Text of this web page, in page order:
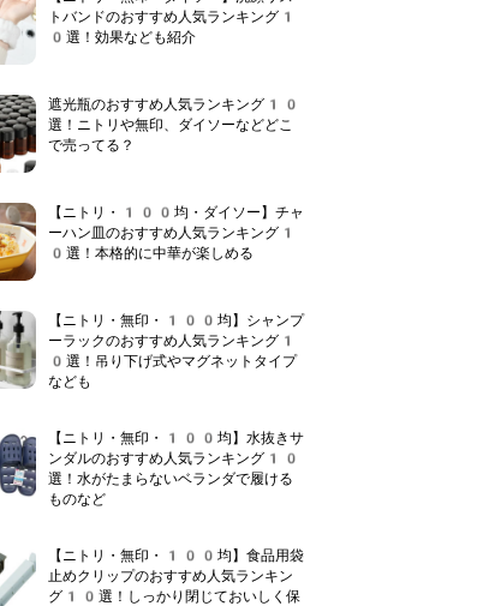
トバンドのおすすめ人気ランキング1
0選！効果なども紹介
遮光瓶のおすすめ人気ランキング10
選！ニトリや無印、ダイソーなどどこ
で売ってる？
【ニトリ・100均・ダイソー】チャ
ーハン皿のおすすめ人気ランキング1
0選！本格的に中華が楽しめる
【ニトリ・無印・100均】シャンプ
ーラックのおすすめ人気ランキング1
0選！吊り下げ式やマグネットタイプ
なども
【ニトリ・無印・100均】水抜きサ
ンダルのおすすめ人気ランキング10
選！水がたまらないベランダで履ける
ものなど
【ニトリ・無印・100均】食品用袋
止めクリップのおすすめ人気ランキン
グ10選！しっかり閉じておいしく保